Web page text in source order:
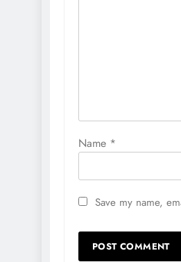
Name *
Save my name,